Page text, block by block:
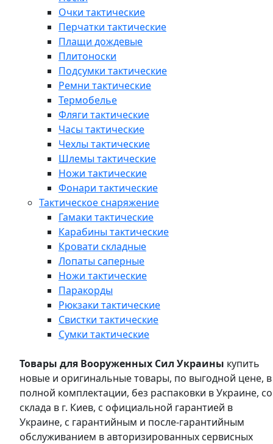
Очки тактические
Перчатки тактические
Плащи дождевые
Плитоноски
Подсумки тактические
Ремни тактические
Термобелье
Фляги тактические
Часы тактические
Чехлы тактические
Шлемы тактические
Ножи тактические
Фонари тактические
Тактическое снаряжение
Гамаки тактические
Карабины тактические
Кровати складные
Лопаты саперные
Ножи тактические
Паракорды
Рюкзаки тактические
Свистки тактические
Сумки тактические
Товары для Вооруженных Сил Украины купить
новые и оригинальные товары, по выгодной цене, в
полной комплектации, без распаковки в Украине, со
склада в г. Киев, с официальной гарантией в
Украине, с гарантийным и после-гарантийным
обслуживанием в авторизированных сервисных